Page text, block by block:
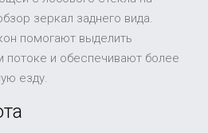
зеркал заднего вида.
помогают выделить
потоке и обеспечивают более
езду.